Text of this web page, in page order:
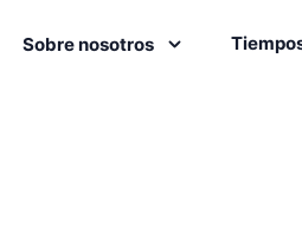
Sobre nosotros